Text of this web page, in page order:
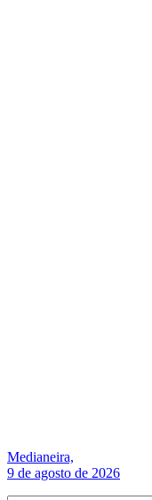
Medianeira,
9 de agosto de 2026